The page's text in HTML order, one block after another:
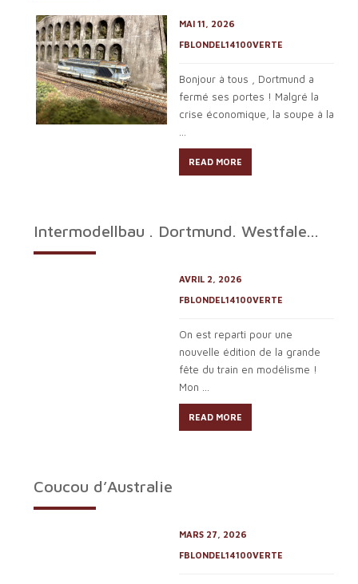
MAI 11, 2026
FBLONDEL14100VERTE
Bonjour à tous , Dortmund a
fermé ses portes ! Malgré la
crise économique, la soupe à la
READ MORE
Intermodellbau . Dortmund. Westfale...
AVRIL 2, 2026
FBLONDEL14100VERTE
On est reparti pour une
nouvelle édition de la grande
fête du train en modélisme !
Mon ...
READ MORE
Coucou d’Australie
MARS 27, 2026
FBLONDEL14100VERTE